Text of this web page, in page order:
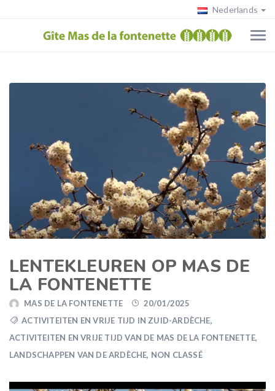
Nederlands
LENTEKLEUREN OP MAS DE
LA FONTENETTE
MAS DE LA FONTENETTE
20/01/2025
ACTIVITEITEN EN VRIJE TIJD IN ZUID-ARDÈCHE,
ACTIVITEITEN EN VRIJE TIJD VAN DE MAS DE LA FONTENETTE,
LANDSCHAPPEN VAN DE ARDÈCHE, NON CLASSÉ